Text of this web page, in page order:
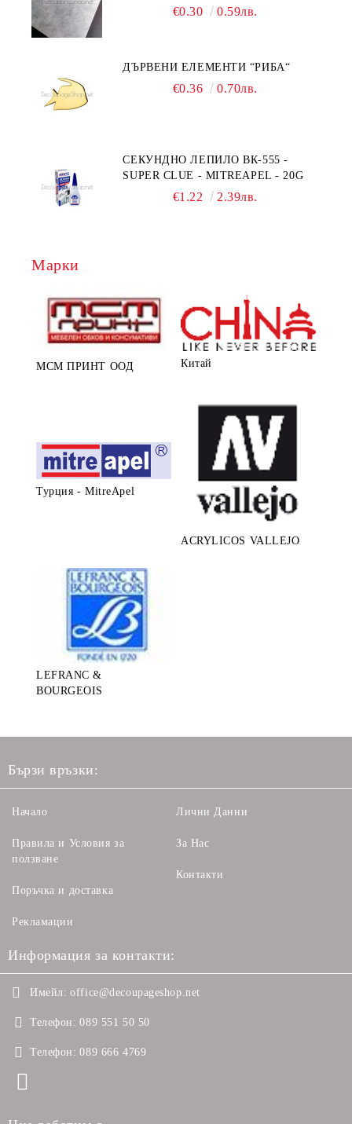
€0.30 0.59лв.
ДЪРВЕНИ ЕЛЕМЕНТИ “РИБА“
€0.36 0.70лв.
СЕКУНДНО ЛЕПИЛО ВК-555 -
SUPER CLUE - MITREAPEL - 20G
€1.22 2.39лв.
Марки
МСМ ПРИНТ ООД Китай
Турция - MitreApel
ACRYLICOS VALLEJO
LEFRANC &
BOURGEOIS
Бързи връзки:
Начало
Правила и Условия за
ползване
Поръчка и доставка
Рекламации
Лични Данни
За Нас
Контакти
Информация за контакти:
Имейл: office@decoupageshop.net
Телефон: 089 551 50 50
Телефон: 089 666 4769